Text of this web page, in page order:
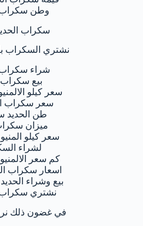
وطن سكراب
سكراب
نشتري السكراب
شراء
بيع
سعر كيلو
سعر سكراب
طن الحديد
ميزان
سعر كيلو
لشراء
كم سعر
اسعار سكراب
بيع وشراء
نشتري سكراب
في غضون ذلك